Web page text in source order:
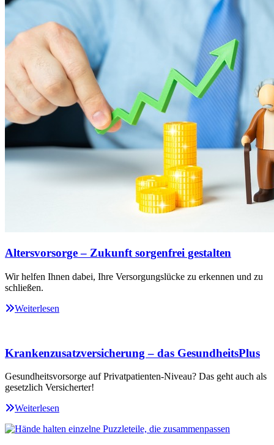
Altersvorsorge – Zukunft sorgenfrei gestalten
Wir helfen Ihnen dabei, Ihre Versorgungslücke zu erkennen und zu
schließen.
Weiterlesen
Krankenzusatzversicherung – das GesundheitsPlus
Gesundheitsvorsorge auf Privatpatienten-Niveau? Das geht auch als
gesetzlich Versicherter!
Weiterlesen